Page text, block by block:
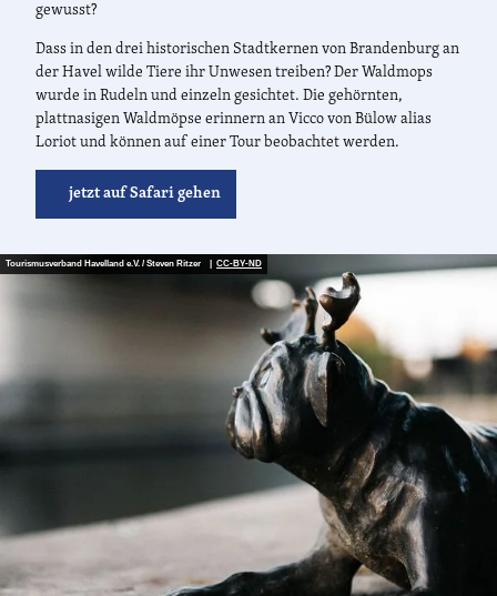
gewusst?
Dass in den drei historischen Stadtkernen von Brandenburg an
der Havel wilde Tiere ihr Unwesen treiben? Der Waldmops
wurde in Rudeln und einzeln gesichtet. Die gehörnten,
plattnasigen Waldmöpse erinnern an Vicco von Bülow alias
Loriot und können auf einer Tour beobachtet werden.
jetzt auf Safari gehen
Tourismusverband Havelland e.V. / Steven Ritzer | CC-BY-ND